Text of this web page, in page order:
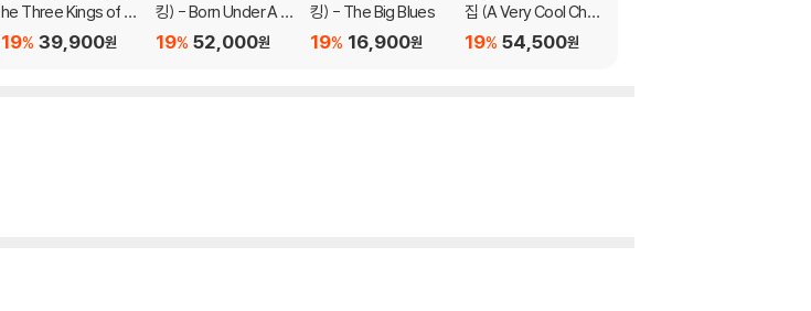
he Three Kings of Bl
ues) [그레이 마블 컬
39,900원
19%
킹) - Born Under A B
ad Sign [LP]
52,000원
19%
킹) - The Big Blues
16,900원
19%
집 (A Very Cool Chris
tmas Vol. 3) [투명 블
54,500원
19%